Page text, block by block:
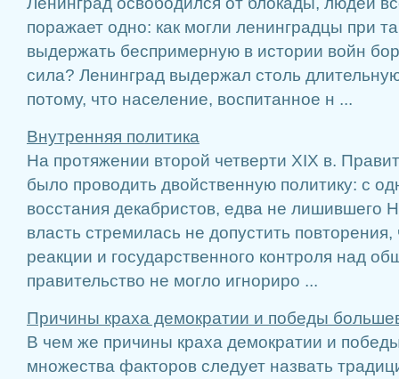
поражает одно: как могли ленинградцы при
выдержать беспримерную в истории войн
сила? Ленинград выдержал столь
потому, что население, воспитанное н ...
Внутренняя политика
На протяжении второй четверти XIX в.
было проводить двойственную политику: с
восстания декабристов, едва не лишившего
власть стремилась не допустить
реакции и государственного контроля над
правительство не могло игнориро ...
Причины краха демократии и победы
В чем же причины краха демократии и
множества факторов следует назвать